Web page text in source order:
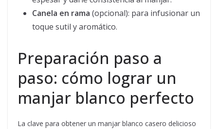
Canela en rama (opcional): para infusionar un
toque sutil y aromático.
Preparación paso a
paso: cómo lograr un
manjar blanco perfecto
La clave para obtener un manjar blanco casero delicioso